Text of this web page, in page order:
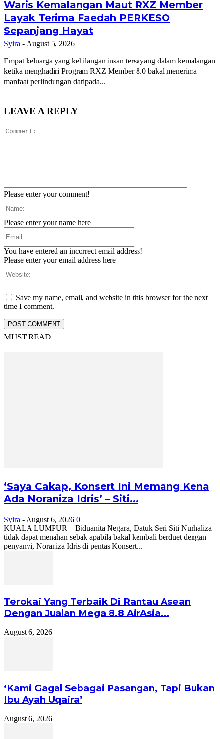
Waris Kemalangan Maut RXZ Member
Layak Terima Faedah PERKESO
Sepanjang Hayat
Syira - August 5, 2026
Empat keluarga yang kehilangan insan tersayang dalam kemalangan
ketika menghadiri Program RXZ Member 8.0 bakal menerima
manfaat perlindungan daripada...
LEAVE A REPLY
Please enter your comment!
Please enter your name here
You have entered an incorrect email address!
Please enter your email address here
Save my name, email, and website in this browser for the next
time I comment.
MUST READ
‘Saya Cakap, Konsert Ini Memang Kena
Ada Noraniza Idris’ – Siti...
Syira - August 6, 2026 0
KUALA LUMPUR – Biduanita Negara, Datuk Seri Siti Nurhaliza
tidak dapat menahan sebak apabila bakal kembali berduet dengan
penyanyi, Noraniza Idris di pentas Konsert...
Terokai Yang Terbaik Di Rantau Asean
Dengan Jualan Mega 8.8 AirAsia...
August 6, 2026
‘Kami Gagal Sebagai Pasangan, Tapi Bukan
Ibu Ayah Uqaira’
August 6, 2026